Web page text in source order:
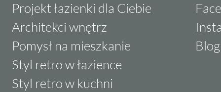
Projekt łazienki dla Ciebie
Architekci wnętrz
Pomysł na mieszkanie
Styl retro w łazience
Styl retro w kuchni
Blog